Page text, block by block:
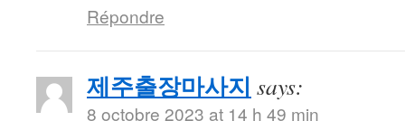
Répondre
제주출장마사지 says:
8 octobre 2023 at 14 h 49 min